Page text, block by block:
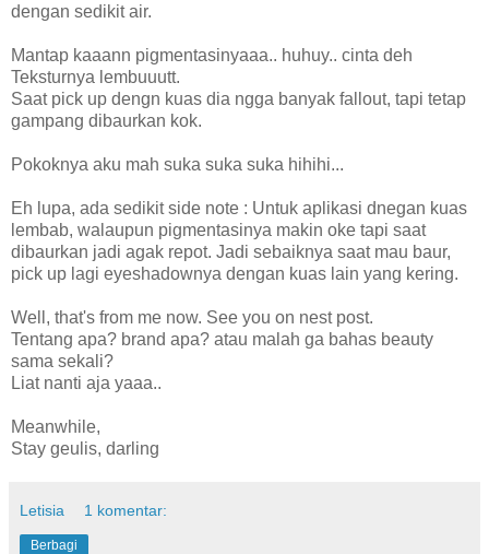
dengan sedikit air.
Mantap kaaann pigmentasinyaaa.. huhuy.. cinta deh
Teksturnya lembuuutt.
Saat pick up dengn kuas dia ngga banyak fallout, tapi tetap
gampang dibaurkan kok.
Pokoknya aku mah suka suka suka hihihi...
Eh lupa, ada sedikit side note : Untuk aplikasi dnegan kuas
lembab, walaupun pigmentasinya makin oke tapi saat
dibaurkan jadi agak repot. Jadi sebaiknya saat mau baur,
pick up lagi eyeshadownya dengan kuas lain yang kering.
Well, that's from me now. See you on nest post.
Tentang apa? brand apa? atau malah ga bahas beauty
sama sekali?
Liat nanti aja yaaa..
Meanwhile,
Stay geulis, darling
Letisia 1 komentar:
Berbagi